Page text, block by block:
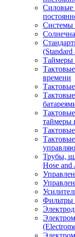
Силовые
Системы
Таймеры
времени
таймеры
Трубы,
Hose and
Фильтры